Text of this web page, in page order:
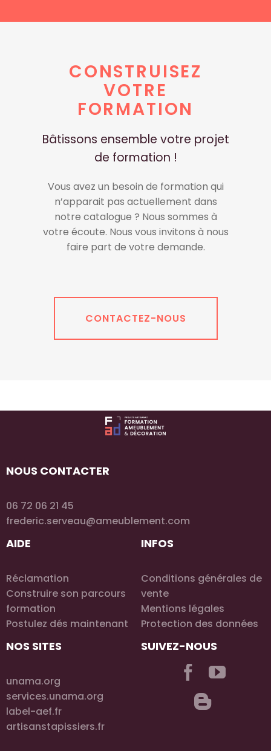
CONSTRUISEZ
VOTRE
FORMATION
Bâtissons ensemble votre projet
de formation !
Vous avez un besoin de formation qui
n’apparait pas actuellement dans
notre catalogue ? Nous sommes à
votre écoute. Nous vous invitons à nous
faire part de votre demande.
CONTACTEZ-NOUS
NOUS CONTACTER
06 72 06 21 45
frederic.serveau@ameublement.com
AIDE
Réclamation
Construire son parcours
formation
Postulez dés maintenant
INFOS
Conditions générales de
vente
Mentions légales
Protection des données
NOS SITES
unama.org
services.unama.org
label-aef.fr
artisanstapissiers.fr
SUIVEZ-NOUS